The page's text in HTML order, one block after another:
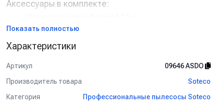
Аксессуары в комплекте:
Насадка щелевая узкая
Фильтр-корзина из полиэстера
Клининговые компании и сервисные предприятия
Производственные и складские помещения
Сбор сухого мусора, воды и жидкой грязи
Показать полностью
Характеристики
Артикул
09646 ASDO
Производитель товара
Soteco
Категория
Профессиональные пылесосы Soteco